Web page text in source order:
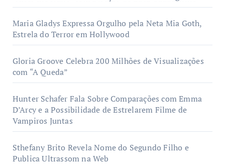
Maria Gladys Expressa Orgulho pela Neta Mia Goth,
Estrela do Terror em Hollywood
Gloria Groove Celebra 200 Milhões de Visualizações
com “A Queda”
Hunter Schafer Fala Sobre Comparações com Emma
D’Arcy e a Possibilidade de Estrelarem Filme de
Vampiros Juntas
Sthefany Brito Revela Nome do Segundo Filho e
Publica Ultrassom na Web